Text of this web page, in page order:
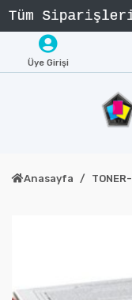
Üye Girişi
Anasayfa